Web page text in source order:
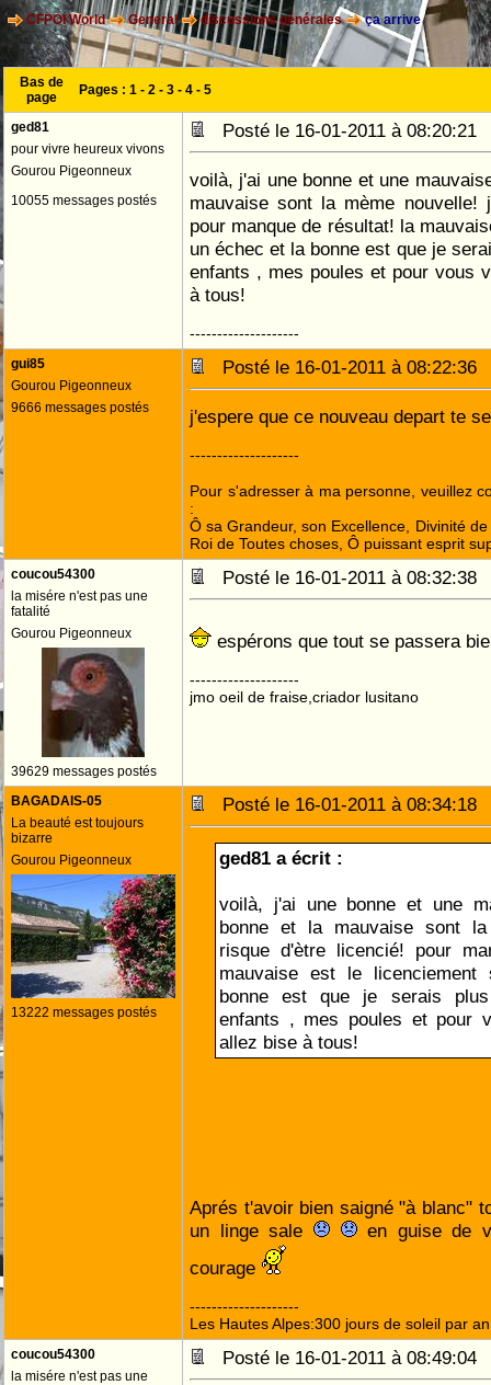
CFPOI World General discussions générales ça arrive
Bas de
page
Pages : 1 - 2 - 3 - 4 - 5
ged81
pour vivre heureux vivons
Gourou Pigeonneux
10055 messages postés
Posté le 16-01-2011 à
voilà, j'ai une bonne et une
mauvaise sont la mème nouvelle!
pour manque de résultat! la
un échec et la bonne est que je
enfants , mes poules et pour vous
à tous!
--------------------
gui85
Gourou Pigeonneux
9666 messages postés
Posté le 16-01-2011 à
j'espere que ce nouveau depart te
--------------------
Pour s'adresser à ma personne, veuillez
:
Ô sa Grandeur, son Excellence, Divinité
Roi de Toutes choses, Ô puissant esprit
coucou54300
la misére n'est pas une
fatalité
Gourou Pigeonneux
39629 messages postés
Posté le 16-01-2011 à
espérons que tout se passera
--------------------
jmo oeil de fraise,criador lusitano
BAGADAIS-05
La beauté est toujours
bizarre
Gourou Pigeonneux
13222 messages postés
Posté le 16-01-2011 à
ged81 a écrit :
voilà, j'ai une bonne et une
bonne et la mauvaise sont
risque d'ètre licencié! pour
mauvaise est le
bonne est que je serais
enfants , mes poules et pour
allez bise à tous!
Aprés t'avoir bien saigné "à blanc"
un linge sale
en guise de
courage
--------------------
Les Hautes Alpes:300 jours de soleil par an
coucou54300
la misére n'est pas une
Posté le 16-01-2011 à